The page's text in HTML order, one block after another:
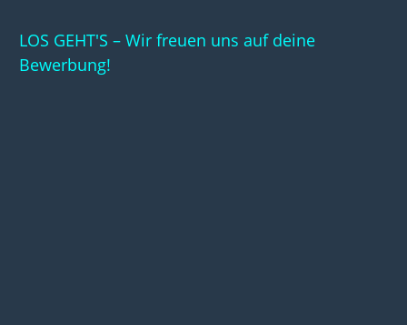
LOS GEHT'S – Wir freuen uns auf deine
Bewerbung!